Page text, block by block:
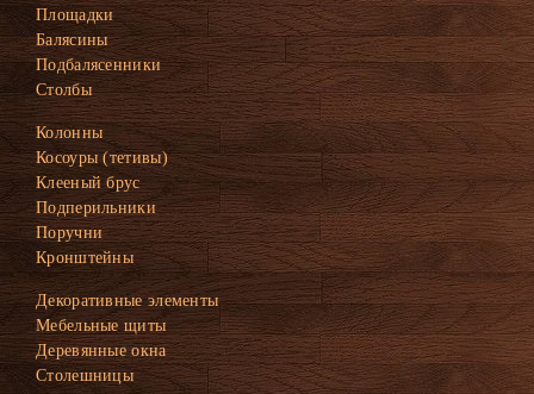
Площадки
Балясины
Подбалясенники
Столбы
Колонны
Косоуры (тетивы)
Клееный брус
Подперильники
Поручни
Кронштейны
Декоративные элементы
Мебельные щиты
Деревянные окна
Столешницы